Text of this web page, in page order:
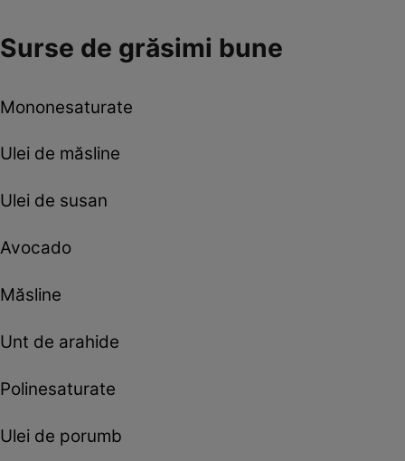
Surse de grăsimi bune
Mononesaturate
Ulei de măsline
Ulei de susan
Avocado
Măsline
Unt de arahide
Polinesaturate
Ulei de porumb